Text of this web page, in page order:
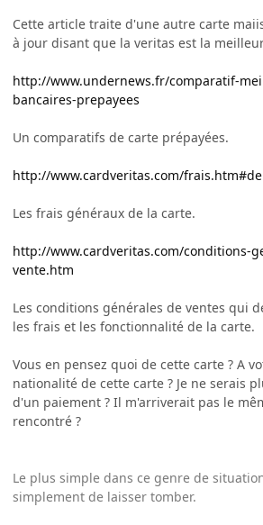
Cette article traite d'une autre carte
à jour disant que la veritas est la
http://www.undernews.fr/comparatif-
bancaires-prepayees
Un comparatifs de carte prépayées.
http://www.cardveritas.com/
Les frais généraux de la carte.
http://www.cardveritas.com/conditions-
vente.htm
Les conditions générales de ventes qui
les frais et les fonctionnalité de la carte.
Vous en pensez quoi de cette carte ? A
nationalité de cette carte ? Je ne serais
d'un paiement ? Il m'arriverait pas le
rencontré ?
Le plus simple dans ce genre de
simplement de laisser tomber.